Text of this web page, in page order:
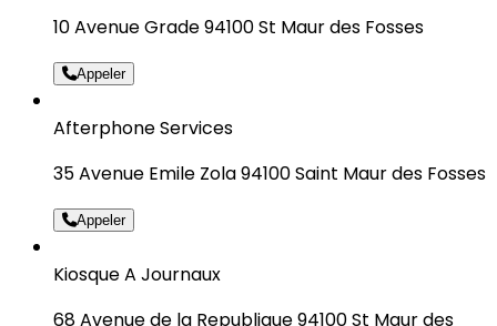
10 Avenue Grade 94100 St Maur des Fosses
Appeler
Afterphone Services
35 Avenue Emile Zola 94100 Saint Maur des Fosses
Appeler
Kiosque A Journaux
68 Avenue de la Republique 94100 St Maur des